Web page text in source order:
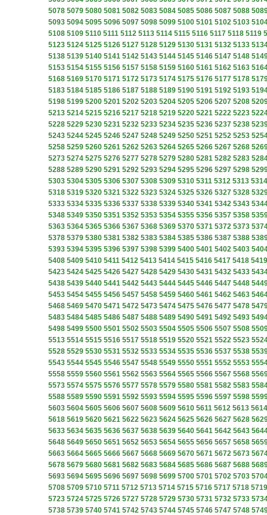
5078 5079 5080 5081 5082 5083 5084 5085 5086 5087 5088
5093 5094 5095 5096 5097 5098 5099 5100 5101 5102 5103
5108 5109 5110 5111 5112 5113 5114 5115 5116 5117 5118 5119
5123 5124 5125 5126 5127 5128 5129 5130 5131 5132 5133
5138 5139 5140 5141 5142 5143 5144 5145 5146 5147 5148
5153 5154 5155 5156 5157 5158 5159 5160 5161 5162 5163
5168 5169 5170 5171 5172 5173 5174 5175 5176 5177 5178
5183 5184 5185 5186 5187 5188 5189 5190 5191 5192 5193
5198 5199 5200 5201 5202 5203 5204 5205 5206 5207 5208
5213 5214 5215 5216 5217 5218 5219 5220 5221 5222 5223
5228 5229 5230 5231 5232 5233 5234 5235 5236 5237 5238
5243 5244 5245 5246 5247 5248 5249 5250 5251 5252 5253
5258 5259 5260 5261 5262 5263 5264 5265 5266 5267 5268
5273 5274 5275 5276 5277 5278 5279 5280 5281 5282 5283
5288 5289 5290 5291 5292 5293 5294 5295 5296 5297 5298
5303 5304 5305 5306 5307 5308 5309 5310 5311 5312 5313 5314
5318 5319 5320 5321 5322 5323 5324 5325 5326 5327 5328
5333 5334 5335 5336 5337 5338 5339 5340 5341 5342 5343
5348 5349 5350 5351 5352 5353 5354 5355 5356 5357 5358
5363 5364 5365 5366 5367 5368 5369 5370 5371 5372 5373
5378 5379 5380 5381 5382 5383 5384 5385 5386 5387 5388
5393 5394 5395 5396 5397 5398 5399 5400 5401 5402 5403
5408 5409 5410 5411 5412 5413 5414 5415 5416 5417 5418 5419
5423 5424 5425 5426 5427 5428 5429 5430 5431 5432 5433
5438 5439 5440 5441 5442 5443 5444 5445 5446 5447 5448
5453 5454 5455 5456 5457 5458 5459 5460 5461 5462 5463
5468 5469 5470 5471 5472 5473 5474 5475 5476 5477 5478
5483 5484 5485 5486 5487 5488 5489 5490 5491 5492 5493
5498 5499 5500 5501 5502 5503 5504 5505 5506 5507 5508
5513 5514 5515 5516 5517 5518 5519 5520 5521 5522 5523
5528 5529 5530 5531 5532 5533 5534 5535 5536 5537 5538
5543 5544 5545 5546 5547 5548 5549 5550 5551 5552 5553
5558 5559 5560 5561 5562 5563 5564 5565 5566 5567 5568
5573 5574 5575 5576 5577 5578 5579 5580 5581 5582 5583
5588 5589 5590 5591 5592 5593 5594 5595 5596 5597 5598
5603 5604 5605 5606 5607 5608 5609 5610 5611 5612 5613 5614
5618 5619 5620 5621 5622 5623 5624 5625 5626 5627 5628
5633 5634 5635 5636 5637 5638 5639 5640 5641 5642 5643
5648 5649 5650 5651 5652 5653 5654 5655 5656 5657 5658
5663 5664 5665 5666 5667 5668 5669 5670 5671 5672 5673
5678 5679 5680 5681 5682 5683 5684 5685 5686 5687 5688
5693 5694 5695 5696 5697 5698 5699 5700 5701 5702 5703
5708 5709 5710 5711 5712 5713 5714 5715 5716 5717 5718 5719
5723 5724 5725 5726 5727 5728 5729 5730 5731 5732 5733
5738 5739 5740 5741 5742 5743 5744 5745 5746 5747 5748